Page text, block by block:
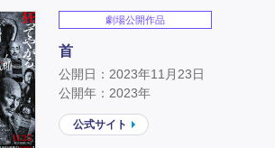
劇場公開作品
首
公開日：2023年11月23日
公開年：2023年
公式サイト